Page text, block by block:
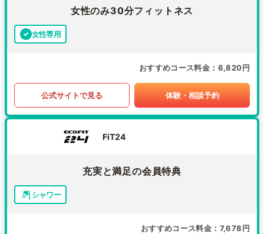
女性のみ30分フィットネス
女性専用
おすすめコース料金 6,820円
公式サイトで見る 体験・相談予約
FiT24
充実と満足の会員特典
シャワー
おすすめコース料金 7,678円